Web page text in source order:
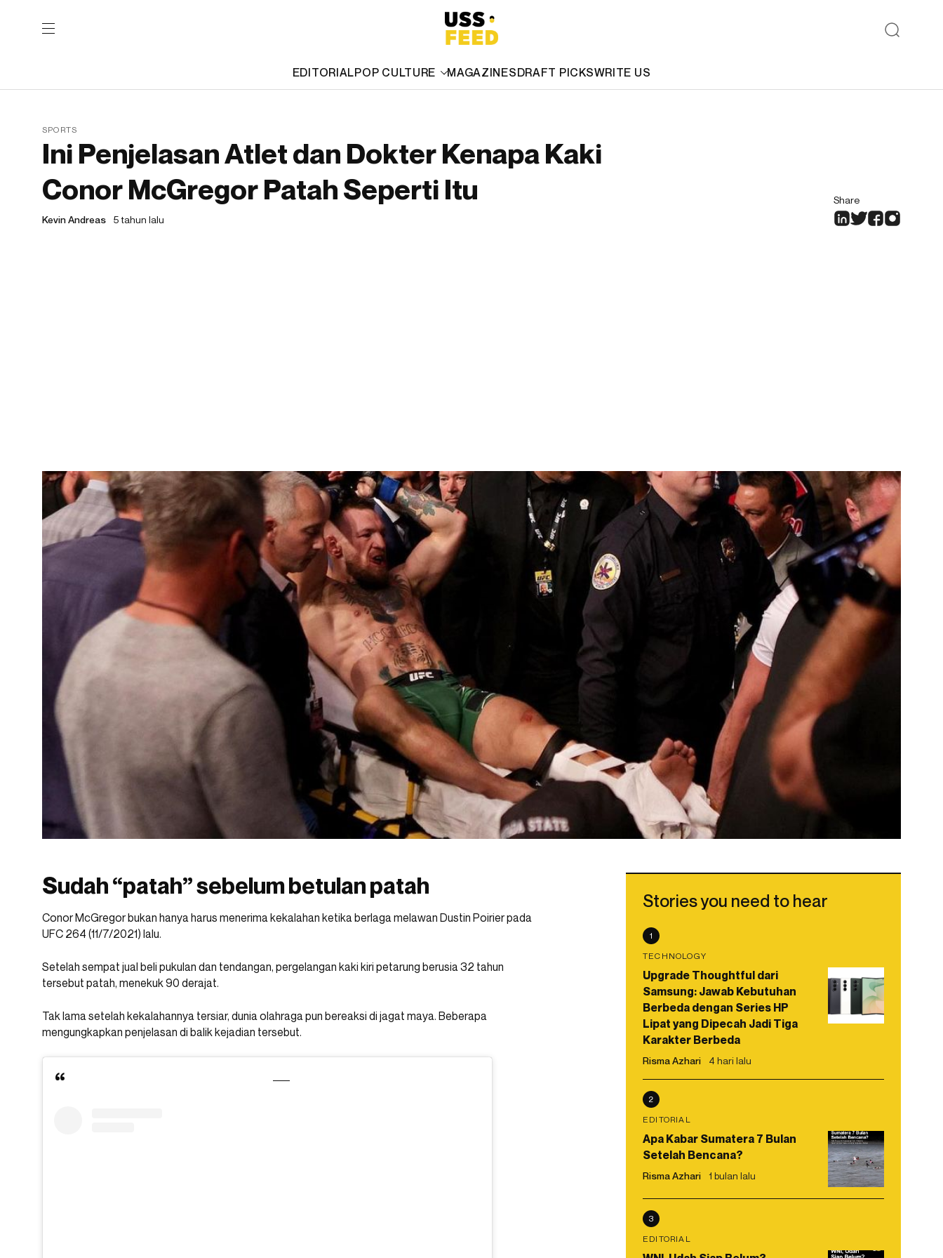
EDITORIALPOP CULTURE MAGAZINESDRAFT PICKSWRITE US
SPORTS
Ini Penjelasan Atlet dan Dokter Kenapa Kaki
Conor McGregor Patah Seperti Itu
Kevin Andreas 5 tahun lalu
Share
Sudah “patah” sebelum betulan patah
Conor McGregor bukan hanya harus menerima kekalahan ketika berlaga melawan Dustin Poirier pada
UFC 264 (11/7/2021) lalu.
Setelah sempat jual beli pukulan dan tendangan, pergelangan kaki kiri petarung berusia 32 tahun
tersebut patah, menekuk 90 derajat.
Tak lama setelah kekalahannya tersiar, dunia olahraga pun bereaksi di jagat maya. Beberapa
mengungkapkan penjelasan di balik kejadian tersebut.
Stories you need to hear
1
TECHNOLOGY
Upgrade Thoughtful dari
Samsung: Jawab Kebutuhan
Berbeda dengan Series HP
Lipat yang Dipecah Jadi Tiga
Karakter Berbeda
Risma Azhari 4 hari lalu
2
EDITORIAL
Apa Kabar Sumatera 7 Bulan
Setelah Bencana?
Risma Azhari 1 bulan lalu
3
EDITORIAL